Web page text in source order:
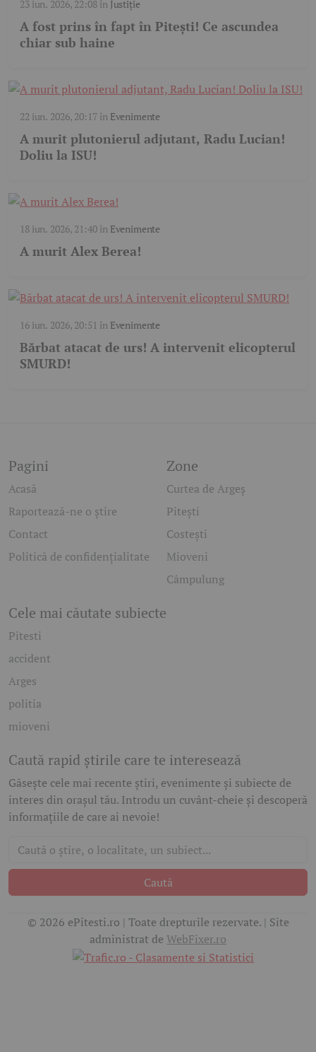
23 iun. 2026, 22:08în Justiție
A fost prins în fapt în Pitești! Ce ascundea
chiar sub haine
22 iun. 2026, 20:17în Evenimente
A murit plutonierul adjutant, Radu Lucian!
Doliu la ISU!
18 iun. 2026, 21:40în Evenimente
A murit Alex Berea!
16 iun. 2026, 20:51 în Evenimente
Bărbat atacat de urs! A intervenit elicopterul
SMURD!
Pagini
Acasă
Raportează-ne o știre
Contact
Politică de confidențialitate
Zone
Curtea de Argeș
Pitești
Costești
Mioveni
Câmpulung
Cele mai căutate subiecte
Pitesti
accident
Arges
politia
mioveni
Caută rapid știrile care te interesează
Găsește cele mai recente știri, evenimente și subiecte de
interes din orașul tău. Introdu un cuvânt-cheie și descoperă
informațiile de care ai nevoie!
Caută
© 2026 ePitesti.ro | Toate drepturile rezervate. | Site
administrat de WebFixer.ro